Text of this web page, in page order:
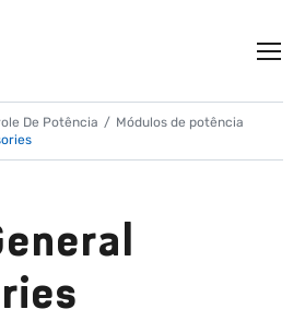
De Potência
Módulos de potência